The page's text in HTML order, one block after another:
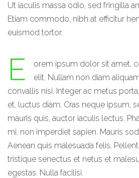
Ut iaculis massa odio, sed fringilla
Etiam commodo, nibh at efficitur
euismod tortor.
E
orem ipsum dolor sit amet,
elit. Nullam non diam
convallis nisi. Integer ac metus
et, luctus diam. Cras neque ipsum,
mauris quis, auctor iaculis lectus.
mi, non imperdiet sapien. Mauris
Aenean quis malesuada felis.
tristique senectus et netus et
egestas. Nulla facilisi.